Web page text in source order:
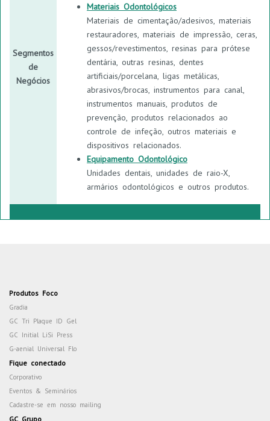
Segmentos
de
Negócios
Materiais Odontológicos
Materiais de cimentação/adesivos, materiais
restauradores, materiais de impressão, ceras,
gessos/revestimentos, resinas para prótese
dentária, outras resinas, dentes
artificiais/porcelana, ligas metálicas,
abrasivos/brocas, instrumentos para canal,
instrumentos manuais, produtos de
prevenção, produtos relacionados ao
controle de infeção, outros materiais e
dispositivos relacionados.
Equipamento Odontológico
Unidades dentais, unidades de raio-X,
armários odontológicos e outros produtos.
Produtos Foco
Gradia
GC Tri Plaque ID Gel
GC Initial LiSi Press
G-aenial Universal Flo
Fique conectado
Corporativo
Eventos & Seminários
Cadastre-se em nosso mailing
GC Grupo